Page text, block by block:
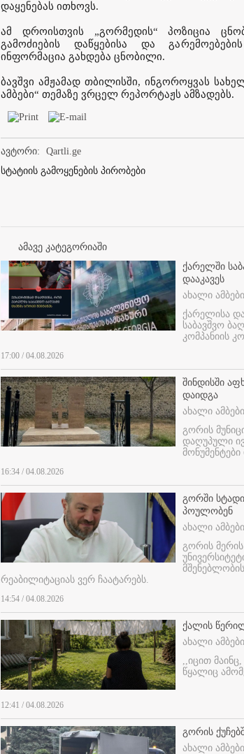
დაყენებას ითხოვს.
ამ დროისთვის „გორმედის“ პოზიცია
გამოძიების დაწყებისა და
ინფორმაცია გახდება ცნობილი.
ბავშვი ამჟამად თბილისში, ინგოროყვას
ამბები“ თემაზე ვრცელ რეპორტაჟს ამზადებს.
ავტორი:
Qartli.ge
სტატიის გამოყენების პირობები
ამავე კატეგორიაში
ქარელში
დააკავეს
ახალი ამბები
ქარელისა
საბავშვო
კომპანიის
17:00 / 04.08.2026
შინდისში
დაიდგა
ახალი ამბები
გორის
დაღუპული
16:34 / 04.08.2026
გორში
პოულობენ
ახალი ამბები
გორის
რეაბილიტაციას ვერ ჩაატარებს.
14:54 / 04.08.2026
ქალის
ახალი ამბები
,,იცით
წყალიც
12:41 / 04.08.2026
გორის
ახალი ამბები